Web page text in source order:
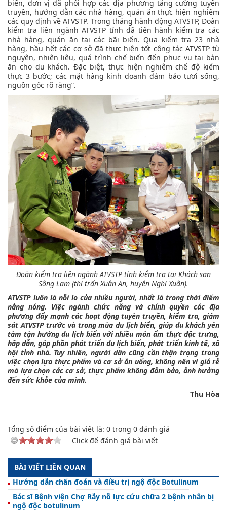
biển, đơn vị đã phối hợp các địa phương tăng cường tuyên
truyền, hướng dẫn các nhà hàng, quán ăn thực hiện nghiêm
các quy định về ATVSTP. Trong tháng hành động ATVSTP, Đoàn
kiểm tra liên ngành ATVSTP tỉnh đã tiến hành kiểm tra các
nhà hàng, quán ăn tại các bãi biển. Qua kiểm tra 23 nhà
hàng, hầu hết các cơ sở đã thực hiện tốt công tác ATVSTP từ
nguyên, nhiên liệu, quá trình chế biến đến phục vụ tại bàn
ăn cho du khách. Đặc biệt, thực hiện nghiêm chế độ kiểm
thực 3 bước; các mặt hàng kinh doanh đảm bảo tươi sống,
nguồn gốc rõ ràng”.
Đoàn kiểm tra liên ngành ATVSTP tỉnh kiểm tra tại Khách sạn
Sông Lam (thị trấn Xuân An, huyện Nghi Xuân).
ATVSTP luôn là nỗi lo của nhiều người, nhất là trong thời điểm
nắng nóng. Việc ngành chức năng và chính quyền các địa
phương đẩy mạnh các hoạt động tuyên truyền, kiểm tra, giám
sát ATVSTP trước và trong mùa du lịch biển, giúp du khách yên
tâm tận hưởng du lịch biển với nhiều món ẩm thực đặc trưng,
hấp dẫn, góp phần phát triển du lịch biển, phát triển kinh tế, xã
hội tỉnh nhà. Tuy nhiên, người dân cũng cần thận trọng trong
việc chọn lựa thực phẩm và cơ sở ăn uống, không nên vì giá rẻ
mà lựa chọn các cơ sở, thực phẩm không đảm bảo, ảnh hưởng
đến sức khỏe của mình.
Thu Hòa
Tổng số điểm của bài viết là: 0 trong 0 đánh giá
Click để đánh giá bài viết
BÀI VIẾT LIÊN QUAN
Hướng dẫn chẩn đoán và điều trị ngộ độc Botulinum
Bác sĩ Bệnh viện Chợ Rẫy nỗ lực cứu chữa 2 bệnh nhân bị
ngộ độc botulinum